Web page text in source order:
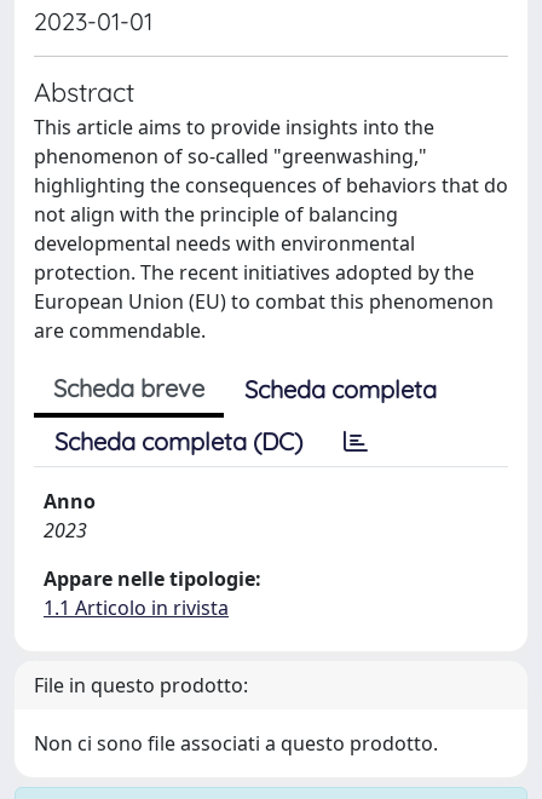
2023-01-01
Abstract
This article aims to provide insights into the
phenomenon of so-called "greenwashing,"
highlighting the consequences of behaviors that do
not align with the principle of balancing
developmental needs with environmental
protection. The recent initiatives adopted by the
European Union (EU) to combat this phenomenon
are commendable.
Scheda breve
Scheda completa
Scheda completa (DC)
Anno
2023
Appare nelle tipologie:
1.1 Articolo in rivista
File in questo prodotto:
Non ci sono file associati a questo prodotto.